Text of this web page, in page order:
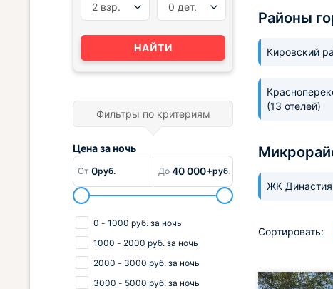
Районы
Кировский
(13 отелей)
ЖК Династия
Сортировать:
2 взр. 0 дет.
НАЙТИ
Фильтры по критериям
Цена заночь
От 0руб. До 40 000+руб.
0 - 1000 руб. за ночь
1000 - 2000 руб. за ночь
2000 - 3000 руб. за ночь
3000 - 5000 руб. за ночь